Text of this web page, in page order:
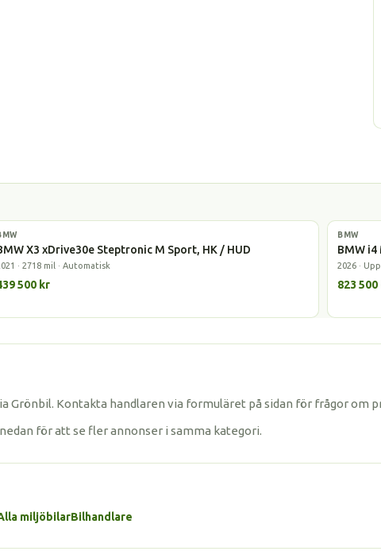
Laddhybrid
X3 xDrive30e Steptronic M Sport, HK / HUD
· 2718 mil · Automatisk
500 kr
Elbil
BMW
BMW
2026 ·
823 500
Grönbil. Kontakta handlaren via formuläret på sidan för frågor om
för att se fler annonser i samma kategori.
miljöbilarBilhandlare